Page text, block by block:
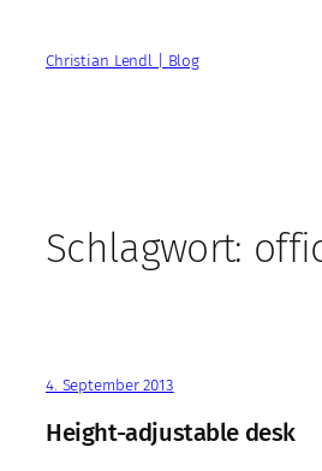
springenChristian Lendl | Blog
Schlagwort:
4. September 2013
Height-adjustable desk